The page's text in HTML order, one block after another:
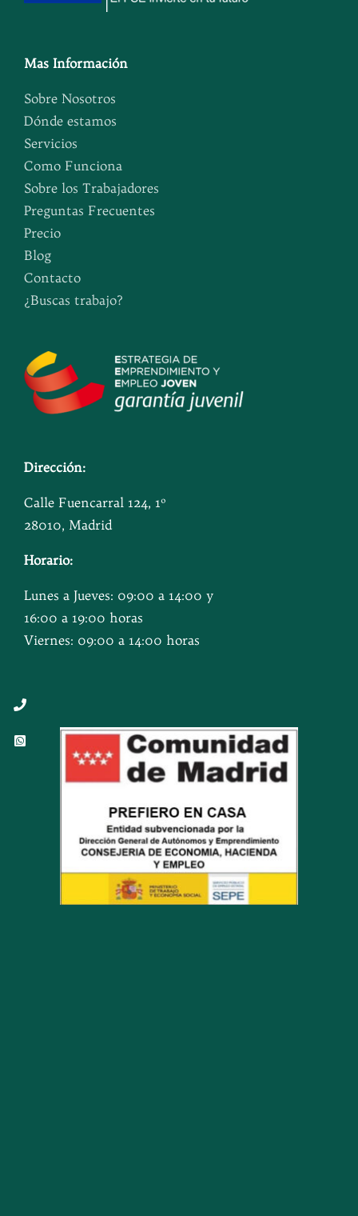
Mas Información
Sobre Nosotros
Dónde estamos
Servicios
Como Funciona
Sobre los Trabajadores
Preguntas Frecuentes
Precio
Blog
Contacto
¿Buscas trabajo?
Dirección:
Calle Fuencarral 124, 1º
28010, Madrid
Horario:
Lunes a Jueves: 09:00 a 14:00 y
16:00 a 19:00 horas
Viernes: 09:00 a 14:00 horas
Button
Button